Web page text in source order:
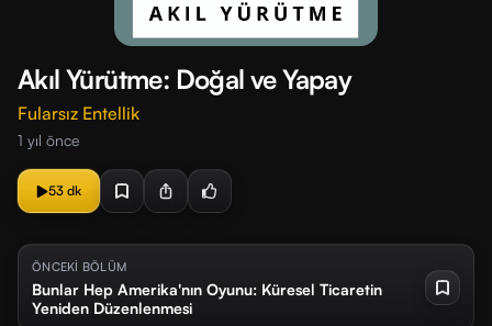
Akıl Yürütme: Doğal ve Yapay
Fularsız Entellik
1 yıl önce
53 dk
ÖNCEKİ BÖLÜM
Bunlar Hep Amerika'nın Oyunu: Küresel Ticaretin
Yeniden Düzenlenmesi